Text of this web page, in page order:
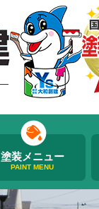
塗装メニュー
PAINT MENU